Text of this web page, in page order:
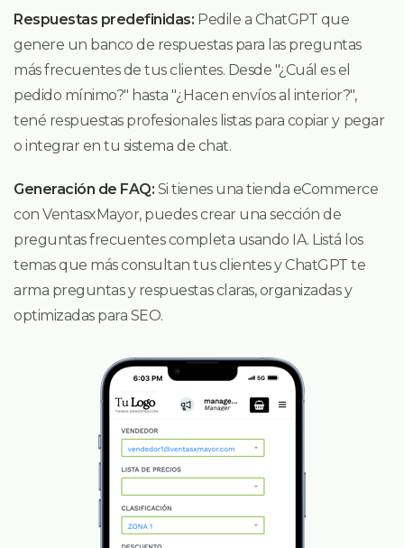
Respuestas predefinidas: Pedile a ChatGPT que
genere un banco de respuestas para las preguntas
más frecuentes de tus clientes. Desde "¿Cuál es el
pedido mínimo?" hasta "¿Hacen envíos al interior?",
tené respuestas profesionales listas para copiar y pegar
o integrar en tu sistema de chat.
Generación de FAQ: Si tienes una tienda eCommerce
con VentasxMayor, puedes crear una sección de
preguntas frecuentes completa usando IA. Listá los
temas que más consultan tus clientes y ChatGPT te
arma preguntas y respuestas claras, organizadas y
optimizadas para SEO.